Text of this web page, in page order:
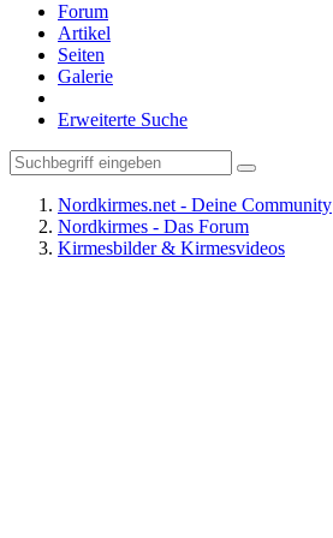
Forum
Artikel
Seiten
Galerie
Erweiterte Suche
Nordkirmes.net - Deine Community
Nordkirmes - Das Forum
Kirmesbilder & Kirmesvideos